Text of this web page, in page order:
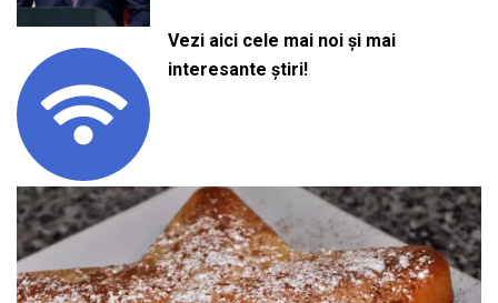
Vezi aici cele mai noi și mai
interesante știri!